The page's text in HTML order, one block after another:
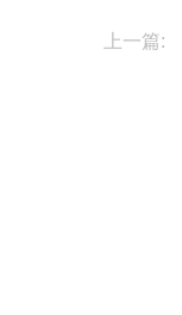
上一篇: